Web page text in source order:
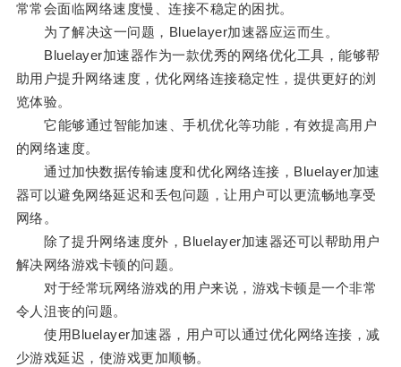
常常会面临网络速度慢、连接不稳定的困扰。
为了解决这一问题，Bluelayer加速器应运而生。
Bluelayer加速器作为一款优秀的网络优化工具，能够帮
助用户提升网络速度，优化网络连接稳定性，提供更好的浏
览体验。
它能够通过智能加速、手机优化等功能，有效提高用户
的网络速度。
通过加快数据传输速度和优化网络连接，Bluelayer加速
器可以避免网络延迟和丢包问题，让用户可以更流畅地享受
网络。
除了提升网络速度外，Bluelayer加速器还可以帮助用户
解决网络游戏卡顿的问题。
对于经常玩网络游戏的用户来说，游戏卡顿是一个非常
令人沮丧的问题。
使用Bluelayer加速器，用户可以通过优化网络连接，减
少游戏延迟，使游戏更加顺畅。